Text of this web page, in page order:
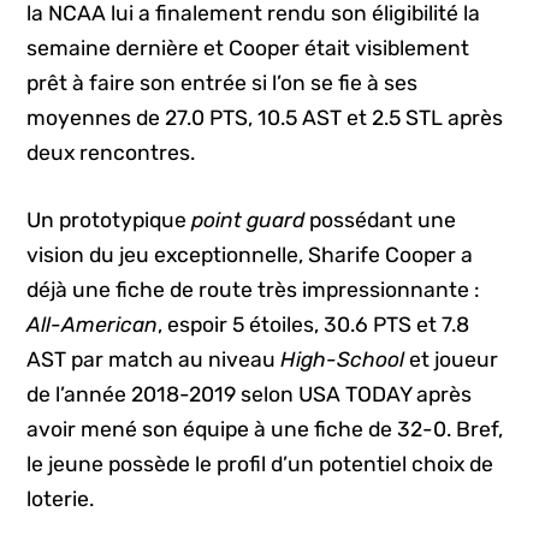
la NCAA lui a finalement rendu son éligibilité la
semaine dernière et Cooper était visiblement
prêt à faire son entrée si l’on se fie à ses
moyennes de 27.0 PTS, 10.5 AST et 2.5 STL après
deux rencontres.
Un prototypiquepoint guard possédant une
vision du jeu exceptionnelle, Sharife Cooper a
déjà une fiche de route très impressionnante :
All-American, espoir 5 étoiles, 30.6 PTS et 7.8
AST par match au niveauHigh-Schoolet joueur
de l’année 2018-2019 selon USA TODAY après
avoir mené son équipe à une fiche de 32-0. Bref,
le jeune possède le profil d’un potentiel choix de
loterie.